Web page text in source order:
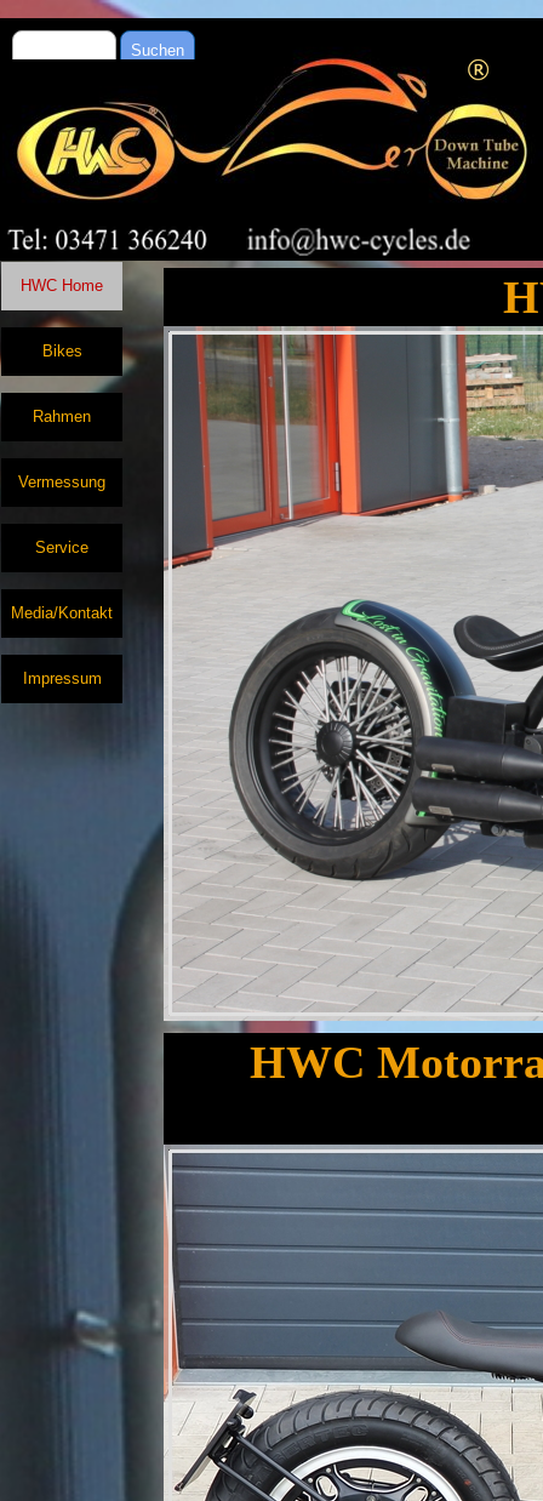
Suchen
HWC Home
Bikes
Rahmen
Vermessung
Service
Media/Kontakt
Impressum
HWC